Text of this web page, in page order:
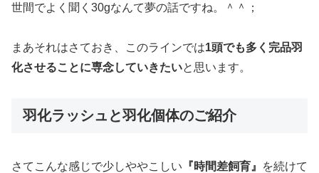
世間でよく聞く30gなんて夢の話ですね。＾＾；
まあそれはさておき、このラインでは1頭でも多く完品羽
化させることに専念していきたいと思います。
羽化ラッシュと羽化個体のご紹介
さてこんな感じで少しややこしい 『時間差飼育』
を続けて